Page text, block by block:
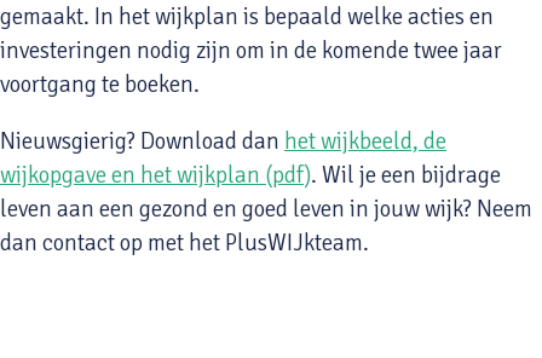
gemaakt. In het wijkplan is bepaald welke acties en
investeringen nodig zijn om in de komende twee jaar
voortgang te boeken.
Nieuwsgierig? Download dan het wijkbeeld, de
wijkopgave en het wijkplan (pdf). Wil je een bijdrage
leven aan een gezond en goed leven in jouw wijk? Neem
dan contact op met het PlusWIJkteam.